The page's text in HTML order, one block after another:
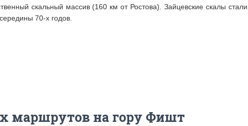
скальный массив (160 км от Ростова). Зайцевские скалы стали
70-х годов.
маршрутов на гору Фишт